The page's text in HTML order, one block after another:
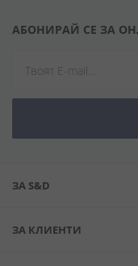
АБОНИРАЙ СЕ ЗА
ЗА S&D
ЗА КЛИЕНТИ